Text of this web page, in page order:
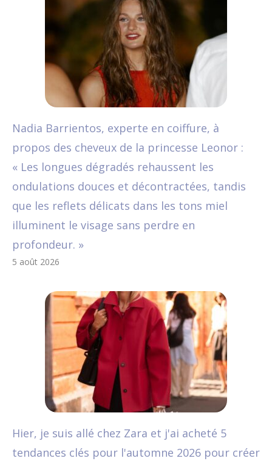
Nadia Barrientos, experte en coiffure, à
propos des cheveux de la princesse Leonor :
« Les longues dégradés rehaussent les
ondulations douces et décontractées, tandis
que les reflets délicats dans les tons miel
illuminent le visage sans perdre en
profondeur. »
5 août 2026
Hier, je suis allé chez Zara et j'ai acheté 5
tendances clés pour l'automne 2026 pour créer